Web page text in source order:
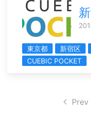
東京都 新宿区
CUEBIC POCKET
Prev